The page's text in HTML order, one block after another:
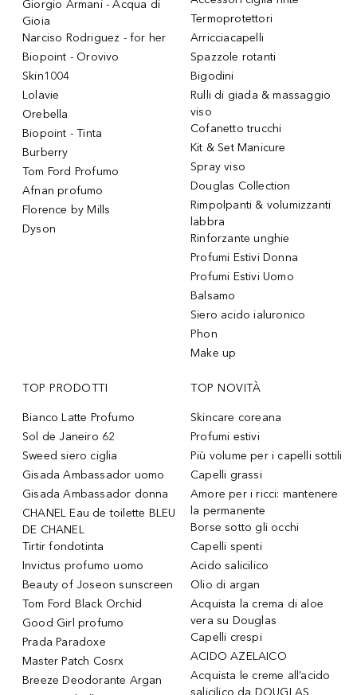
Giorgio Armani - Acqua di
Gioia
Narciso Rodriguez - for her
Biopoint - Orovivo
Skin1004
Lolavie
Orebella
Biopoint - Tinta
Burberry
Tom Ford Profumo
Afnan profumo
Florence by Mills
Dyson
Termoprotettori
Arricciacapelli
Spazzole rotanti
Bigodini
Rulli di giada & massaggio
viso
Cofanetto trucchi
Kit & Set Manicure
Spray viso
Douglas Collection
Rimpolpanti & volumizzanti
labbra
Rinforzante unghie
Profumi Estivi Donna
Profumi Estivi Uomo
Balsamo
Siero acido ialuronico
Phon
Make up
TOP PRODOTTI
Bianco Latte Profumo
Sol de Janeiro 62
Sweed siero ciglia
Gisada Ambassador uomo
Gisada Ambassador donna
CHANEL Eau de toilette BLEU
DE CHANEL
Tirtir fondotinta
Invictus profumo uomo
Beauty of Joseon sunscreen
Tom Ford Black Orchid
Good Girl profumo
Prada Paradoxe
Master Patch Cosrx
Breeze Deodorante Argan
TOP NOVITÀ
Skincare coreana
Profumi estivi
Più volume per i capelli sottili
Capelli grassi
Amore per i ricci: mantenere
la permanente
Borse sotto gli occhi
Capelli spenti
Acido salicilico
Olio di argan
Acquista la crema di aloe
vera su Douglas
Capelli crespi
ACIDO AZELAICO
Acquista le creme all’acido
salicilico da DOUGLAS